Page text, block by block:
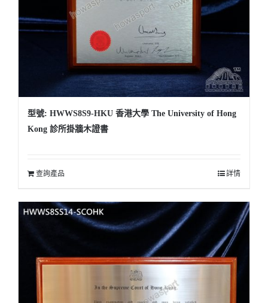
型號: HWWS8S9-HKU 香港大學 The University of Hong
Kong 診所掛牆木證書
查詢產品 詳情